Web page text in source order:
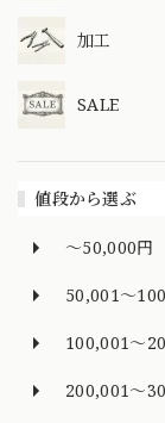
加工
SALE
値段から選ぶ
～50,000円
50,001～
100,001～
200,001～